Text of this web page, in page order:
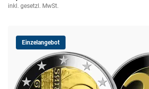
inkl. gesetzl. MwSt.
Einzelangebot